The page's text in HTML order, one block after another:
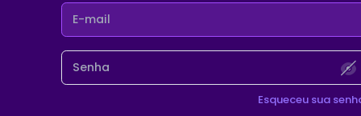
Esqueceu sua